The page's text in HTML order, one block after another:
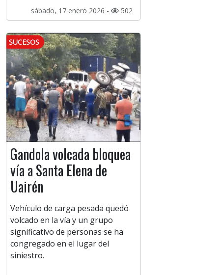
sábado, 17 enero 2026 - 502
SUCESOS
Gandola volcada bloquea
vía a Santa Elena de
Uairén
Vehículo de carga pesada quedó
volcado en la vía y un grupo
significativo de personas se ha
congregado en el lugar del
siniestro.